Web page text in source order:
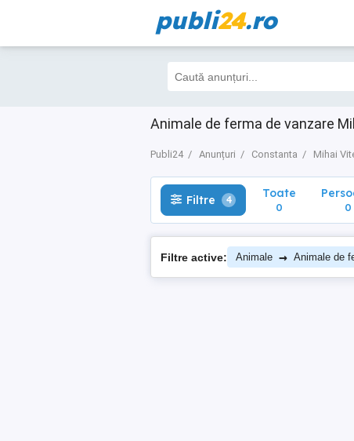
publi24.ro
Animale de ferma de vanzare
Publi24 Anunțuri Constanta Mihai
Filtre 4 Toate
0
Filtre 4 Toate
0 0
Filtre active: Animale → Animale de